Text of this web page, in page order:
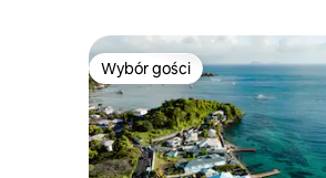
Wybór gości
Wybór gości